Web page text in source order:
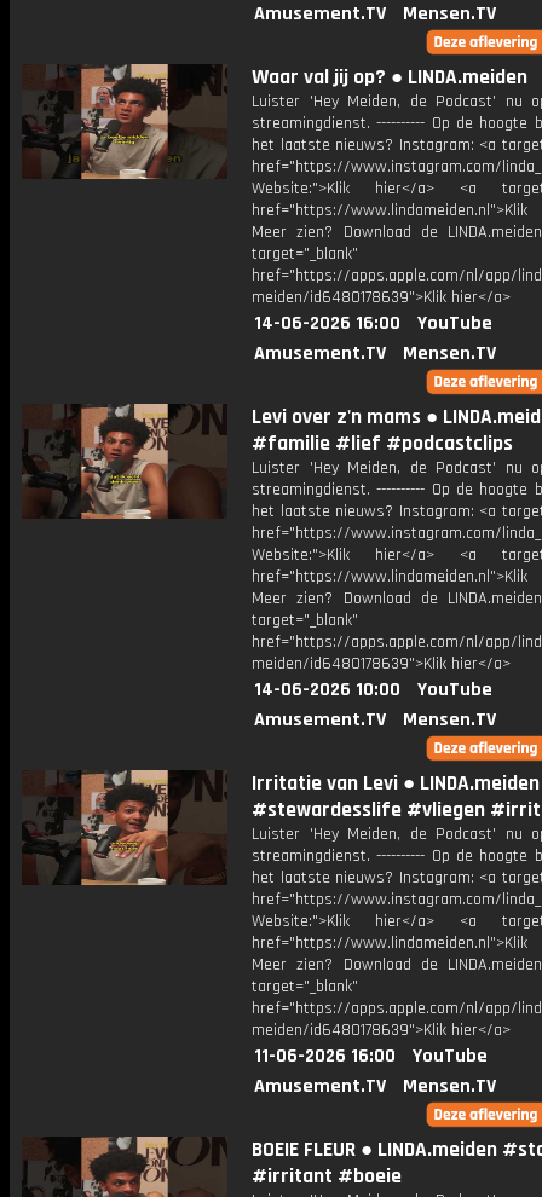
Amusement.TV
Mensen.TV
Waar val jij op? ● LINDA.meiden
Luister 'Hey Meiden, de Podcast' nu
streamingdienst. ---------- Op de hoogte
het laatste nieuws? Instagram: <a
href="https://www.instagram.com/
Website:">Klik hier</a> <a
href="https://
Meer zien? Download de
target="_blank"
href="https://apps.apple.com/nl/app/
meiden/id6480178639">Klik hier</a>
14-06-2026 16:00
YouTube
Amusement.TV
Mensen.TV
Levi over z'n mams ●
#familie #lief #podcastclips
Luister 'Hey Meiden, de Podcast' nu
streamingdienst. ---------- Op de hoogte
het laatste nieuws? Instagram: <a
href="https://www.instagram.com/
Website:">Klik hier</a> <a
href="https://
Meer zien? Download de
target="_blank"
href="https://apps.apple.com/nl/app/
meiden/id6480178639">Klik hier</a>
14-06-2026 10:00
YouTube
Amusement.TV
Mensen.TV
Irritatie van Levi ● LINDA.meiden
#stewardesslife #vliegen
Luister 'Hey Meiden, de Podcast' nu
streamingdienst. ---------- Op de hoogte
het laatste nieuws? Instagram: <a
href="https://www.instagram.com/
Website:">Klik hier</a> <a
href="https://
Meer zien? Download de
target="_blank"
href="https://apps.apple.com/nl/app/
meiden/id6480178639">Klik hier</a>
11-06-2026 16:00
YouTube
Amusement.TV
Mensen.TV
BOEIE FLEUR ● LINDA.meiden
#irritant #boeie